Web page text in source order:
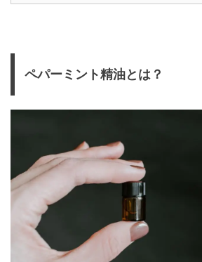
ペパーミント精油とは？